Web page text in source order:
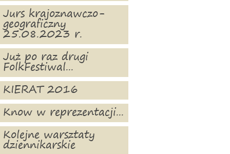
Jurs krajoznawczo-
geograficzny
25.08.2023 r.
Już po raz drugi
FolkFestiwal...
KIERAT 2016
Know w reprezentacji...
Kolejne warsztaty
dziennikarskie